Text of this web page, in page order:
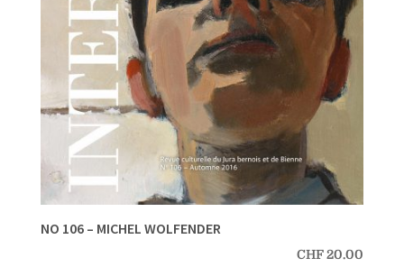
NO 106 – MICHEL WOLFENDER
CHF20.00